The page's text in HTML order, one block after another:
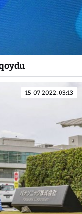
15-07-2022, 03:13